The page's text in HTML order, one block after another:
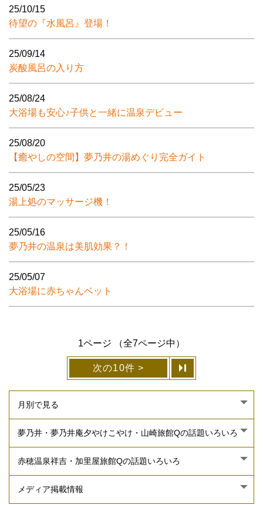
25/10/15
待望の『水風呂』登場！
25/09/14
炭酸風呂の入り方
25/08/24
大浴場も安心♪子供と一緒に温泉デビュー
25/08/20
【癒やしの空間】夢乃井の湯めぐり完全ガイト
25/05/23
湯上処のマッサージ機！
25/05/16
夢乃井の温泉は美肌効果？！
25/05/07
大浴場に赤ちゃんベット
1ページ （全7ページ中）
次の10件